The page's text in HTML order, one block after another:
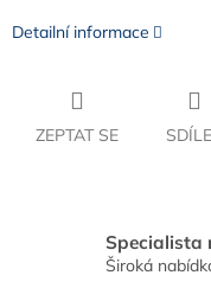
Detailní informace
ZEPTAT SE
Specialista
Široká